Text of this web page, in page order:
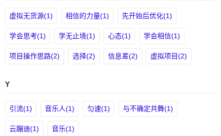
虚拟无货源(1) 相信的力量(1) 先开始后优化(1)
学会思考(1) 学无止境(1) 心态(1) 学会相信(1)
项目操作思路(2) 选择(2) 信息差(2) 虚拟项目(2)
Y
引流(1) 音乐人(1) 匀速(1) 与不确定共舞(1)
云蹦迪(1) 音乐(1)